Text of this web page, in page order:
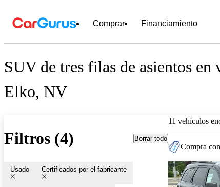
Comprar Financiamiento
SUV de tres filas de asientos en
Elko, NV
Filtros (4) Borrar todo
Usado Certificados por el fabricante
11 vehículos
Compra